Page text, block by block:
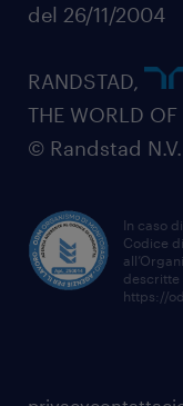
del 26/11/2004
RANDSTAD,
THE WORLD
© Randstad N.V.
In caso
Codice
descritte
https://